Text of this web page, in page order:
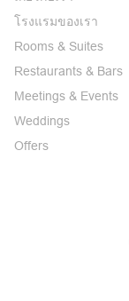
โรงแรมของเรา
Rooms & Suites
Restaurants & Bars
Meetings & Events
Weddings
Offers